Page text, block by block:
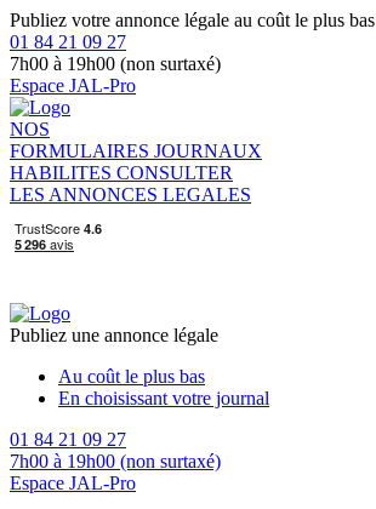
Publiez votre annonce légale au coût le plus bas
01 84 21 09 27
7h00 à 19h00 (non surtaxé)
Espace JAL-Pro
NOS
FORMULAIRES JOURNAUX
HABILITES CONSULTER
LES ANNONCES LEGALES
Publiez une annonce légale
Au coût le plus bas
En choisissant votre journal
01 84 21 09 27
7h00 à 19h00 (non surtaxé)
Espace JAL-Pro